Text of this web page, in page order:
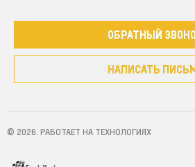
© 2026. РАБОТАЕТ НА ТЕХНОЛОГИЯХ
ОБРАТНЫЙ
НАПИСАТЬ